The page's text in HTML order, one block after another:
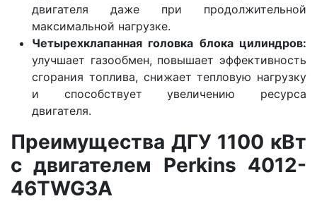
двигателя даже при продолжительной
максимальной нагрузке.
Четырехклапанная головка блока цилиндров:
улучшает газообмен, повышает эффективность
сгорания топлива, снижает тепловую нагрузку
и способствует увеличению ресурса
двигателя.
Преимущества ДГУ 1100 кВт
с двигателем Perkins 4012-
46TWG3A